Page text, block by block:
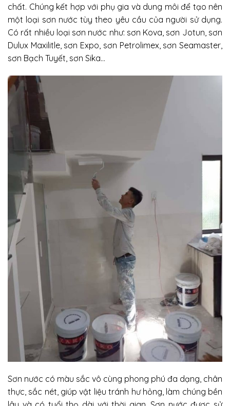
chất. Chúng kết hợp với phụ gia và dung môi để tạo nên
một loại sơn nước tùy theo yêu cầu của người sử dụng.
Có rất nhiều loại sơn nước như: sơn Kova, sơn Jotun, sơn
Dulux Maxilitle, sơn Expo, sơn Petrolimex, sơn Seamaster,
sơn Bạch Tuyết, sơn Sika…
Sơn nước có màu sắc vô cùng phong phú đa dạng, chân
thực, sắc nét, giúp vật liệu tránh hư hỏng, làm chúng bền